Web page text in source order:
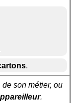
.
son métier, ou
.